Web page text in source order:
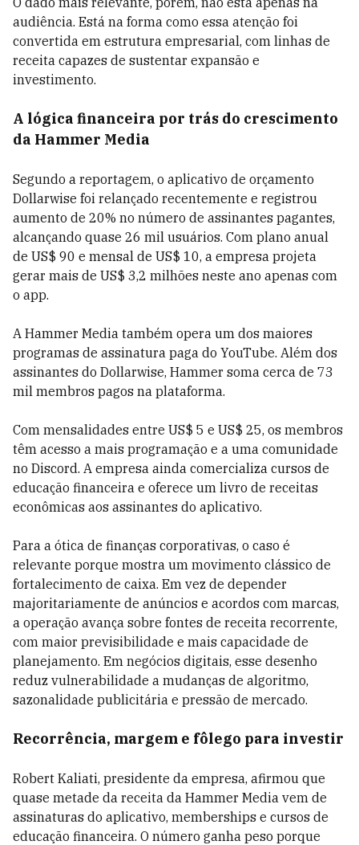
audiência. Está na forma como essa atenção foi
convertida em estrutura empresarial, com linhas de
receita capazes de sustentar expansão e
investimento.
A lógica financeira por trás do crescimento
da Hammer Media
Segundo a reportagem, o aplicativo de orçamento
Dollarwise foi relançado recentemente e registrou
aumento de 20% no número de assinantes pagantes,
alcançando quase 26 mil usuários. Com plano anual
de US$ 90 e mensal de US$ 10, a empresa projeta
gerar mais de US$ 3,2 milhões neste ano apenas com
o app.
A Hammer Media também opera um dos maiores
programas de assinatura paga do YouTube. Além dos
assinantes do Dollarwise, Hammer soma cerca de 73
mil membros pagos na plataforma.
Com mensalidades entre US$ 5 e US$ 25, os membros
têm acesso a mais programação e a uma comunidade
no Discord. A empresa ainda comercializa cursos de
educação financeira e oferece um livro de receitas
econômicas aos assinantes do aplicativo.
Para a ótica de finanças corporativas, o caso é
relevante porque mostra um movimento clássico de
fortalecimento de caixa. Em vez de depender
majoritariamente de anúncios e acordos com marcas,
a operação avança sobre fontes de receita recorrente,
com maior previsibilidade e mais capacidade de
planejamento. Em negócios digitais, esse desenho
reduz vulnerabilidade a mudanças de algoritmo,
sazonalidade publicitária e pressão de mercado.
Recorrência, margem e fôlego para investir
Robert Kaliati, presidente da empresa, afirmou que
quase metade da receita da Hammer Media vem de
assinaturas do aplicativo, memberships e cursos de
educação financeira. O número ganha peso porque